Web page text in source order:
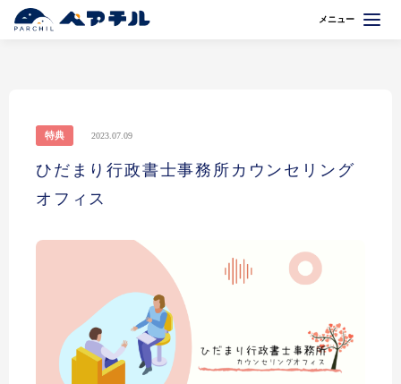
メニュー
特典 2023.07.09
ひだまり行政書士事務所カウンセリング
オフィス